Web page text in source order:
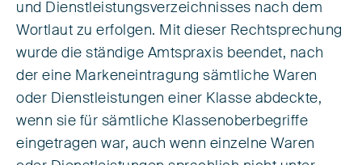
und Dienstleistungsverzeichnisses nach dem
Wortlaut zu erfolgen. Mit dieser Rechtsprechung
wurde die ständige Amtspraxis beendet, nach
der eine Markeneintragung sämtliche Waren
oder Dienstleistungen einer Klasse abdeckte,
wenn sie für sämtliche Klassenoberbegriffe
eingetragen war, auch wenn einzelne Waren